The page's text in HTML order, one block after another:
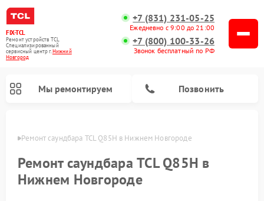
FIX-TCL
Ремонт устройств TCL
Специализированный
cервисный центр г.Нижний
Новгород
+7 (831) 231-05-25
Ежедневно с 9:00 до 21:00
+7 (800) 100-33-26
Звонок бесплатный по РФ
Мы ремонтируем Позвонить
Ремонт саундбара TCL Q85H в Нижнем Новгороде
Ремонт саундбара TCL Q85H в
Нижнем Новгороде